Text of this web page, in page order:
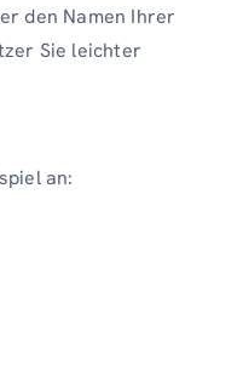
den Namen Ihrer
Sie leichter
an: